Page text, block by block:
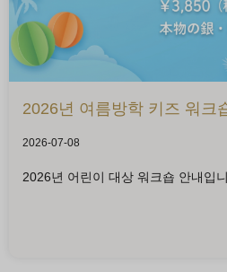
2026년 여름방학 키즈 워크
2026-07-08
2026년 어린이 대상 워크숍 안내입